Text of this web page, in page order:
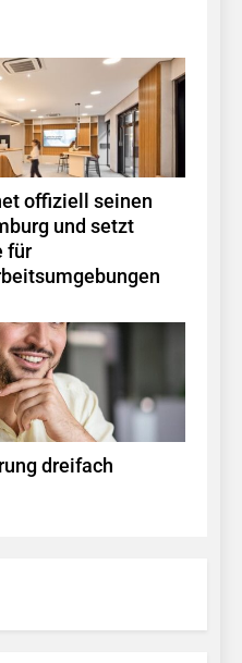
offiziell seinen
und setzt
für
dreifach